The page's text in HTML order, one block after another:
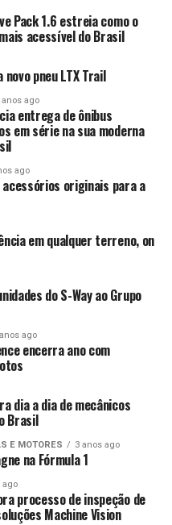
Pack 1.6 estreia como o
acessível do Brasil
pneu LTX Trail
anos ago
entrega de ônibus
em série na sua moderna
ago
acessórios originais para a
em qualquer terreno, on
do S-Way ao Grupo
ago
encerra ano com
dia a dia de mecânicos
Brasil
E MOTORES 3 anos ago
na Fórmula 1
ago
processo de inspeção de
Machine Vision